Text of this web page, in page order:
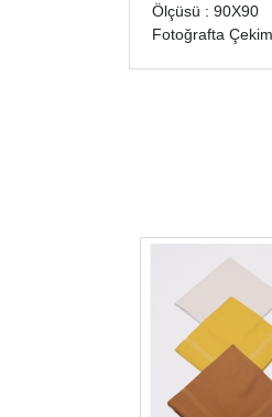
Ölçüsü : 90X90
Fotoğrafta